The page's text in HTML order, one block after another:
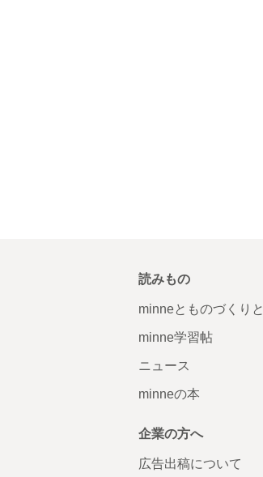
読みもの
minneとものづくりと
minne学習帖
ニュース
minneの本
企業の方へ
広告出稿について